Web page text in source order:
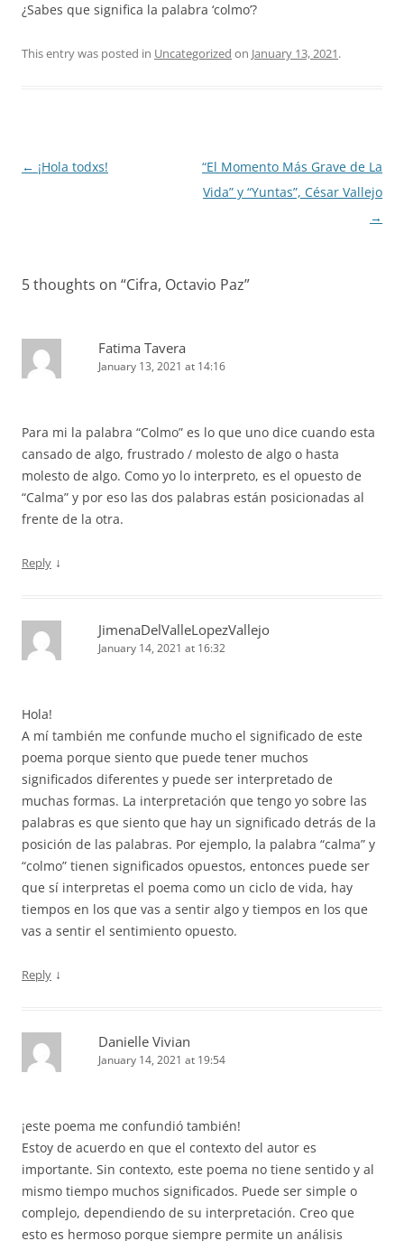
¿Sabes que significa la palabra ‘colmo’?
This entry was posted in Uncategorized on January 13, 2021.
Post
← ¡Hola todxs!
“El Momento Más Grave de La
Vida” y “Yuntas”, César Vallejo
→
5 thoughts on “Cifra, Octavio Paz”
Fatima Tavera
January 13, 2021 at 14:16
Para mi la palabra “Colmo” es lo que uno dice cuando esta
cansado de algo, frustrado / molesto de algo o hasta
molesto de algo. Como yo lo interpreto, es el opuesto de
“Calma” y por eso las dos palabras están posicionadas al
frente de la otra.
Reply ↓
JimenaDelValleLopezVallejo
January 14, 2021 at 16:32
Hola!
A mí también me confunde mucho el significado de este
poema porque siento que puede tener muchos
significados diferentes y puede ser interpretado de
muchas formas. La interpretación que tengo yo sobre las
palabras es que siento que hay un significado detrás de la
posición de las palabras. Por ejemplo, la palabra “calma” y
“colmo” tienen significados opuestos, entonces puede ser
que sí interpretas el poema como un ciclo de vida, hay
tiempos en los que vas a sentir algo y tiempos en los que
vas a sentir el sentimiento opuesto.
Reply ↓
Danielle Vivian
January 14, 2021 at 19:54
¡este poema me confundió también!
Estoy de acuerdo en que el contexto del autor es
importante. Sin contexto, este poema no tiene sentido y al
mismo tiempo muchos significados. Puede ser simple o
complejo, dependiendo de su interpretación. Creo que
esto es hermoso porque siempre permite un análisis